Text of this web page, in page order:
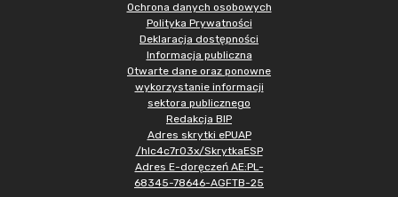
Ochrona danych osobowych
Polityka Prywatności
Deklaracja dostępności
Informacja publiczna
Otwarte dane oraz ponowne
wykorzystanie informacji
sektora publicznego
Redakcja BIP
Adres skrytki ePUAP
/hlc4c7r03x/SkrytkaESP
Adres E-doręczeń AE:PL-
68345-78646-AGFTB-25